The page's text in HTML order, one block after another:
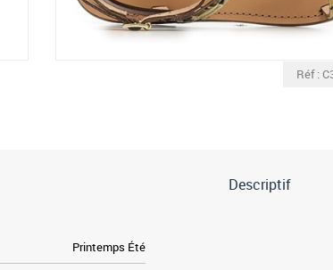
Réf :
Descriptif
Printemps Été